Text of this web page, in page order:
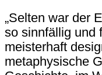
„Selten war der
so sinnfällig und
meisterhaft
metaphysische